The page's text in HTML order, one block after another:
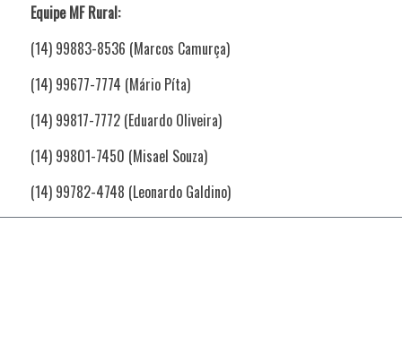
Equipe MF Rural:
(14) 99883-8536 (Marcos Camurça)
(14) 99677-7774 (Mário Píta)
(14) 99817-7772 (Eduardo Oliveira)
(14) 99801-7450 (Misael Souza)
(14) 99782-4748 (Leonardo Galdino)